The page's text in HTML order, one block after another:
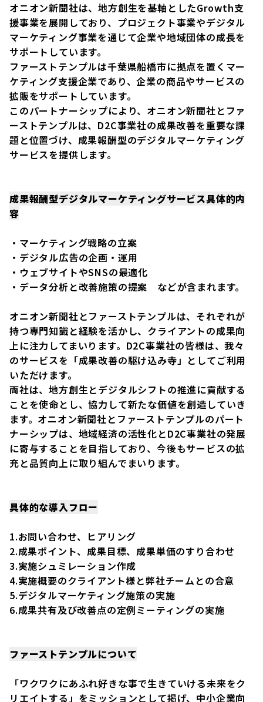
オニオン新聞社は、地方創生を基軸としたGrowth支
援事業を展開しており、プロジェクト事業やデジタル
マーケティング事業を通じて企業や地域団体の成長を
サポートしています。
ファーストテンプルは千葉県船橋市に拠点を置くマー
ケティング支援企業であり、企業の商品やサービスの
拡販をサポートしています。
このパートナーシップにより、オニオン新聞社とファ
ーストテンプルは、D2C事業社の成果改善を重要な課
題と位置づけ、成果報酬型のデジタルマーケティング
サービスを提供します。
成果報酬型デジタルマーケティングサービス具体的内
容
・マーケティング戦略の立案
・デジタル広告の企画・運用
・ウェブサイトやSNSの最適化
・データ分析と改善施策の提案 などが含まれます。
オニオン新聞社とファーストテンプルは、それぞれが
持つ専門知識と経験を活かし、クライアントの成果向
上に注力してまいります。D2C事業社の皆様は、我々
のサービスを「成果改善の駆け込み寺」としてご利用
いただけます。
両社は、地方創生とデジタルシフトの推進に貢献する
ことを使命とし、協力して新たな価値を創造していき
ます。オニオン新聞社とファーストテンプルのパート
ナーシップは、地域経済の活性化とD2C事業社の発展
に寄与することを目指しており、今後もサービスの拡
充と品質向上に取り組んでまいります。
具体的な導入フロー
1.お問い合わせ、ヒアリング
2.成果ポイント、成果目標、成果単価のすり合わせ
3.実施シュミレーション作成
4.実施概要のクライアント様と弊社チームとの合意
5.デジタルマーケティング施策の実施
6.成果共有及び改善点の定例ミーティングの実施
ファーストテンプルについて
「ワクワクにあふれ好きな事で生きていける未来をク
リエイトする」をミッションとして掲げ、中小企業向